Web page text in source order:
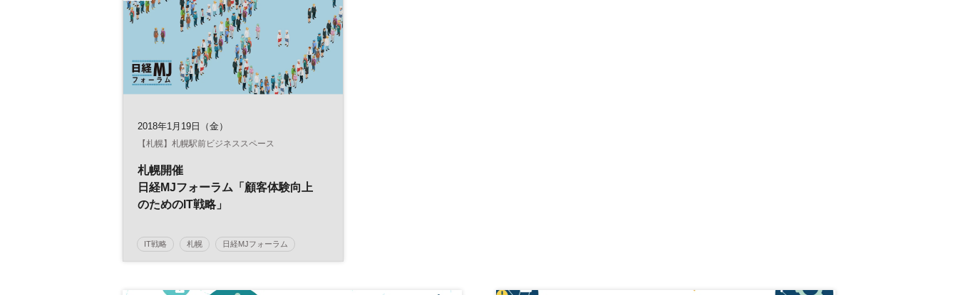
2018年1月19日（金）
【札幌】札幌駅前ビジネススペース
札幌開催
日経MJフォーラム「顧客体験向上
のためのIT戦略」
IT戦略 札幌 日経MJフォーラム